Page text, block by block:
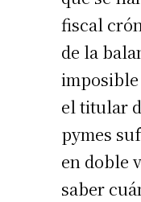
fiscal
de la
imposible
el titular
pymes
en doble
saber